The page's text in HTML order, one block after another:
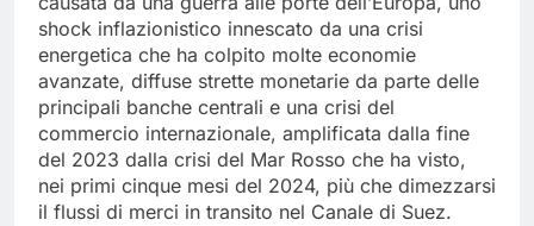
shock inflazionistico innescato da una crisi
energetica che ha colpito molte economie
avanzate, diffuse strette monetarie da parte delle
principali banche centrali e una crisi del
commercio internazionale, amplificata dalla fine
del 2023 dalla crisi del Mar Rosso che ha visto,
nei primi cinque mesi del 2024, più che dimezzarsi
il flussi di merci in transito nel Canale di Suez.